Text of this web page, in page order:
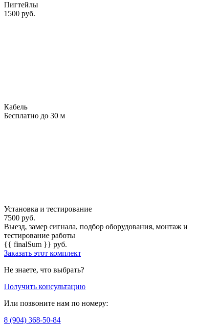
Пигтейлы
1500 руб.
Кабель
Бесплатно до 30 м
Установка и тестирование
7500 руб.
Выезд, замер сигнала, подбор оборудования, монтаж и
тестирование работы
{{ finalSum }} руб.
Заказать этот комплект
Не знаете, что выбрать?
Получить консультацию
Или позвоните нам по номеру:
8 (904) 368-50-84